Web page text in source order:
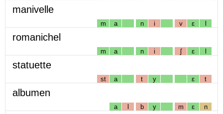
manivelle
m a n i v ɛ l
romanichel
m a n i ʃ ɛ l
statuette
st a t y ɛ t
albumen
a l b y m ɛ n